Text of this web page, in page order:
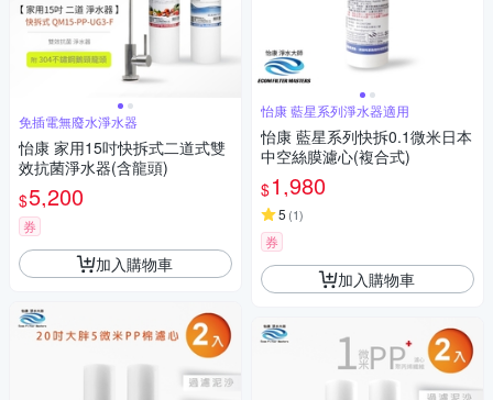
免插電無廢水淨水器
怡康 家用15吋快拆式二道式雙
效抗菌淨水器(含龍頭)
$5,200
券
加入購物車
怡康 藍星系列淨水器適用
怡康 藍星系列快拆0.1微米日本
中空絲膜濾心(複合式)
$1,980
5 (1)
券
加入購物車